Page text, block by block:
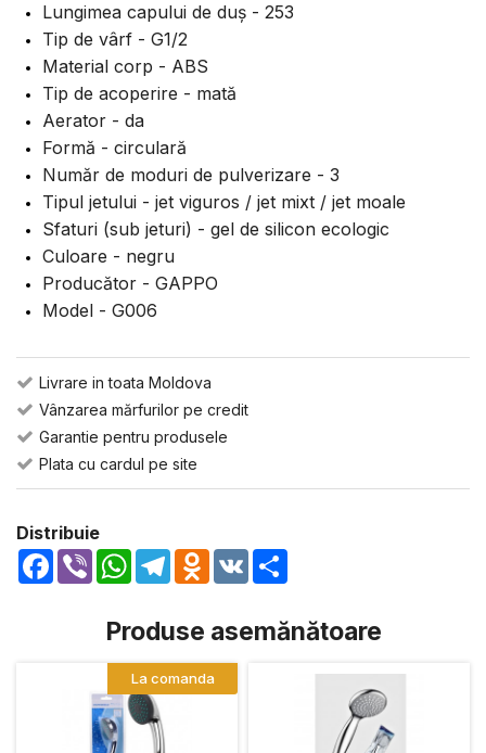
Lungimea capului de duș - 253
Tip de vârf - G1/2
Material corp - ABS
Tip de acoperire - mată
Aerator - da
Formă - circulară
Număr de moduri de pulverizare - 3
Tipul jetului - jet viguros / jet mixt / jet moale
Sfaturi (sub jeturi) - gel de silicon ecologic
Culoare - negru
Producător - GAPPO
Model - G006
Livrare in toata Moldova
Vânzarea mărfurilor pe credit
Garantie pentru produsele
Plata cu cardul pe site
Distribuie
Facebook
Viber WhatsApp
TelegramOdnoklassniki
VK
Produse asemănătoare
La comanda